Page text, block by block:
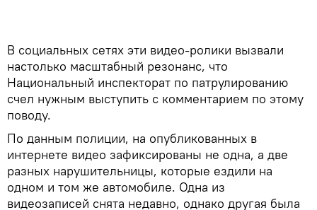
В социальных сетях эти видео-ролики вызвали
настолько масштабный резонанс, что
Национальный инспекторат по патрулированию
счел нужным выступить с комментарием по этому
поводу.
По данным полиции, на опубликованных в
интернете видео зафиксированы не одна, а две
разных нарушительницы, которые ездили на
одном и том же автомобиле. Одна из
видеозаписей снята недавно, однако другая была